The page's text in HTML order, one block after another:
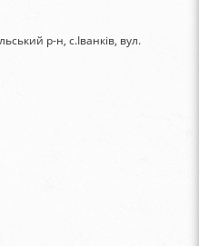
р-н, с.Іванків, вул.